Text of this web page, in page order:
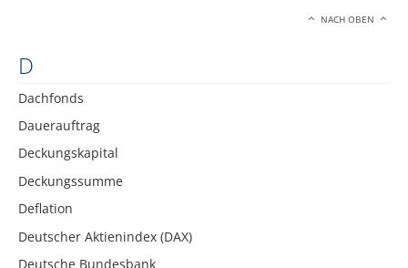
NACH OBEN
D
Dachfonds
Dauerauftrag
Deckungskapital
Deckungssumme
Deflation
Deutscher Aktienindex (DAX)
Deutsche Bundesbank